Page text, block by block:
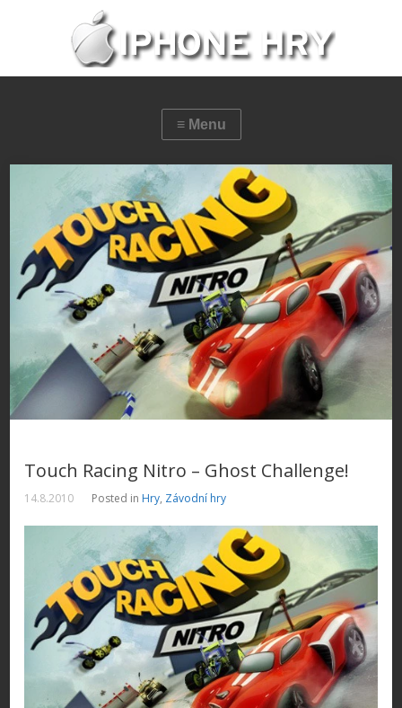
Touch Racing Nitro – Ghost Challenge!
14.8.2010 Posted in Hry, Závodní hry